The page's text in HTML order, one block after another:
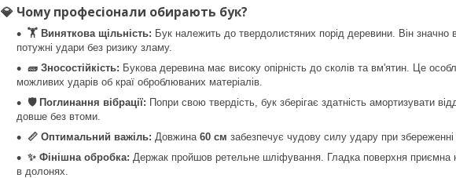
💎 Чому професіонали обирають бук?
🏋️ Виняткова щільність: Бук належить до твердолистяних порід деревини. Він
потужні удари без ризику зламу.
🧱 Зносостійкість: Букова деревина має високу опірність до сколів та вм'ятин. Це
можливих ударів об краї оброблюваних матеріалів.
🛡 Поглинання вібрації: Попри свою твердість, бук зберігає здатність амортизувати
довше без втоми.
📏 Оптимальний важіль: Довжина 60 см забезпечує чудову силу удару при збереженні
✨ Фінішна обробка: Держак пройшов ретельне шліфування. Гладка поверхня приємна
в долонях.